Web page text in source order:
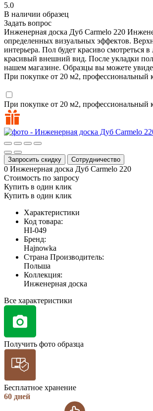
5.0
В наличии образец
Задать вопрос
Инженерная доска Дуб Carmelo 220
определенных визуальных эффектов.
интерьера. Пол будет красиво
красивый внешний вид. После укладки пол
нашем магазине. Образцы вы можете
При покупке от 20 м2, профессиональный
При покупке от 20 м2, профессиональный
Запросить скидку Сотрудничество
0 Инженерная доска Дуб Carmelo 220
Стоимость по запросу
Купить в один клик
Купить в один клик
Характеристики
Код товара:
HI-049
Бренд:
Hajnowka
Страна Производитель:
Польша
Коллекция:
Инженерная доска
Все характеристики
Получить фото образца
Бесплатное хранение
60 дней